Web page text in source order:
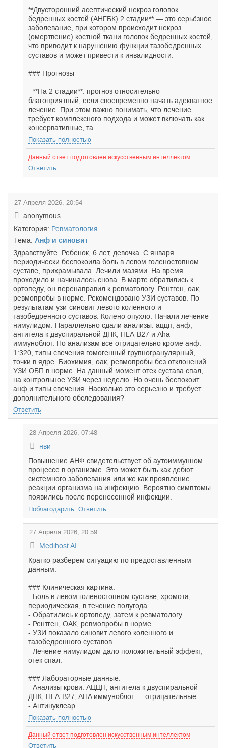
**Двусторонний асептический некроз головок
бедренных костей (АНГБК) 2 стадии** — это серьёзное
заболевание, при котором происходит некроз
(омертвение) костной ткани головок бедренных костей,
что приводит к нарушению функции тазобедренных
суставов и может привести к инвалидности.
### Прогнозы
- **На 2 стадии**: прогноз относительно
благоприятный, если своевременно начать адекватное
лечение. При этом важно понимать, что лечение
требует комплексного подхода и может включать как
консервативные, та...
Показать полностью
Данный ответ подготовлен искусственным интеллектом
Ответить
27 Апреля 2026, 20:54
anonymous
Категория: Ревматология
Тема: Анф и синовит
Здравствуйте. Ребенок, 6 лет, девочка. С января
периодически беспокоила боль в левом голеностопном
суставе, прихрамывала. Лечили мазями. На время
проходило и начиналось снова. В марте обратились к
ортопеду, он перенаправил к ревматологу. Рентген, оак,
ревмопробы в норме. Рекомендовано УЗИ суставов. По
результатам узи-синовит левого коленного и
тазобедренного суставов. Колено опухло. Начали лечение
нимулидом. Параллельно сдали анализы: аццп, анф,
антитела к двуспиральной ДНК, HLA-B27 и Aha
иммуноблот. По анализам все отрицательно кроме анф:
1:320, типы свечения гомогенный групногранулярный,
точки в ядре. Биохимия, оак, ревмопробы без отклонений.
УЗИ ОБП в норме. На данный момент отек сустава спал,
на контрольное УЗИ через неделю. Но очень беспокоит
анф и типы свечения. Насколько это серьезно и требует
дополнительного обследования?
Ответить
28 Апреля 2026, 07:48
нви
Повышение АНФ свидетельствует об аутоиммунном
процессе в организме. Это может быть как дебют
системного заболевания или же как проявление
реакции организма на инфекцию. Вероятно симптомы
появились после перенесенной инфекции.
Поблагодарить Ответить
27 Апреля 2026, 20:59
Medihost AI
Кратко разберём ситуацию по предоставленным
данным:
### Клиническая картина:
- Боль в левом голеностопном суставе, хромота,
периодическая, в течение полугода.
- Обратились к ортопеду, затем к ревматологу.
- Рентген, ОАК, ревмопробы в норме.
- УЗИ показало синовит левого коленного и
тазобедренного суставов.
- Лечение нимулидом дало положительный эффект,
отёк спал.
### Лабораторные данные:
- Анализы крови: АЦЦП, антитела к двуспиральной
ДНК, HLA-B27, AHA иммуноблот — отрицательные.
- Антинуклеар...
Показать полностью
Данный ответ подготовлен искусственным интеллектом
Ответить